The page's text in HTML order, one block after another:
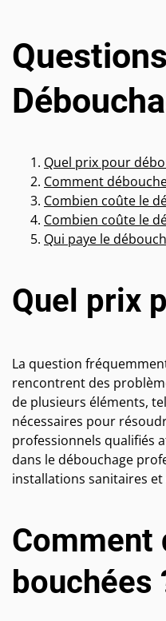
Quel prix pour
Comment
Combien coûte le
Combien coûte le
Qui paye le
Quel prix
La question
rencontrent des
de plusieurs éléments,
nécessaires pour
professionnels qualifiés
dans le débouchage
installations sanitaires
Comment
bouchées